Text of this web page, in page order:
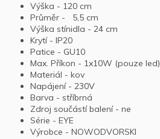
Výška - 120 cm
Průměr - 5,5 cm
Výška stínidla - 24 cm
Krytí - IP20
Patice - GU10
Max. Příkon - 1x10W (pouze led)
Materiál - kov
Napájení - 230V
Barva - stříbrná
Zdroj součástí balení - ne
Série - EYE
Výrobce - NOWODVORSKI